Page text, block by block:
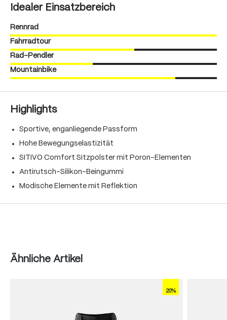
Idealer Einsatzbereich
Rennrad
Fahrradtour
Rad-Pendler
Mountainbike
Highlights
Sportive, enganliegende Passform
Hohe Bewegungselastizität
SITIVO Comfort Sitzpolster mit Poron-Elementen
Antirutsch-Silikon-Beingummi
Modische Elemente mit Reflektion
Produktgalerie überspringen
Ähnliche Artikel
20%